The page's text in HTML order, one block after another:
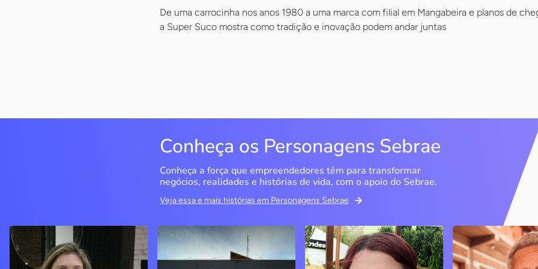
De uma carrocinha nos anos 1980 a uma marca com filial em Mangabeira e planos de
a Super Suco mostra como tradição e inovação podem andar juntas
Conheça os Personagens Sebrae
Conheça a força que empreendedores têm para transformar
negócios, realidades e histórias de vida, com o apoio do Sebrae.
Veja essa e mais histórias em Personagens Sebrae
Delucci
Bento Gonçalves / RS
Infoecia Software
Ltda
Memória Ancestral
São Luís / MA
Espedito
Nova Olinda / CE